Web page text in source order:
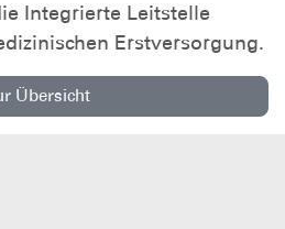
Integrierte Leitstelle
Erstversorgung.
Übersicht